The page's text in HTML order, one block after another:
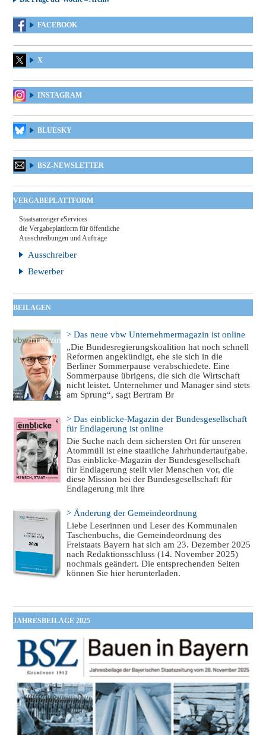
FACEBOOK
X
INSTAGRAM
BLUESKY
BSZ-NEWSLETTER
VERGABEPLATTFORM
Staatsanzeiger eServices
die Vergabeplattform für öffentliche
Ausschreibungen und Aufträge
Ausschreiber
Bewerber
BEILAGEN
> Das neue vbw Unternehmermagazin ist online
„Die Bundesregierungskoalition hat noch schnell
Reformen angekündigt, ehe sie sich in die
Berliner Sommerpause verabschiedete. Eine
Sommerpause übrigens, die sich die Wirtschaft
nicht leistet. Unternehmer und Manager sind stets
am Sprung“, sagt Bertram Br
> Das einblicke-Magazin der Bundesgesellschaft
für Endlagerung ist online
Die Suche nach dem sichersten Ort für unseren
Atommüll ist eine staatliche Jahrhundertaufgabe.
Das einblicke-Magazin der Bundesgesellschaft
für Endlagerung stellt vier Menschen vor, die
diese Mission bei der Bundesgesellschaft für
Endlagerung mit ihre
> Änderung der Gemeindeordnung
Liebe Leserinnen und Leser des Kommunalen
Taschenbuchs, die Gemeindeordnung des
Freistaats Bayern hat sich am 23. Dezember 2025
nach Redaktionsschluss (14. November 2025)
nochmals geändert. Die entsprechenden Seiten
können Sie hier herunterladen.
JAHRESBEILAGE 2025